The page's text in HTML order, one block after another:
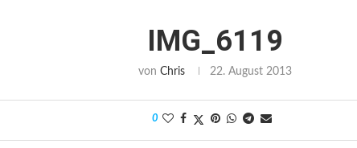
IMG_6119
von Chris 22. August 2013
0